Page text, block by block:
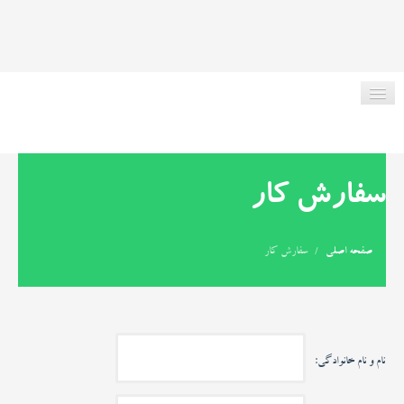
سفارش کار
صفحه اصلی / سفارش کار
نام و نام خانوادگی: